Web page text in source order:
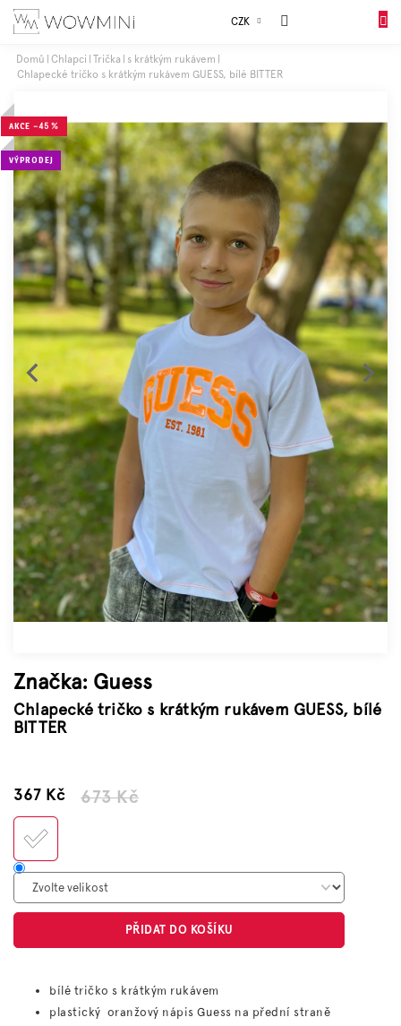
Přejít
CZK
Sales
Dívky
Chlapci
Celý
sortiment
Obuv
Doplňky
Dárkové
balení
Značky
Měna
(CZK)
Přihlášení
Domů Chlapci Trička
s krátkým rukávem
Chlapecké tričko s krátkým rukávem GUESS, bílé BITTER
Značka: Guess
Chlapecké tričko s krátkým rukávem GUESS, bílé
BITTER
AKCE –45 %
VÝPRODEJ
673 Kč
367 KčMěrná
PŘIDAT DO KOŠÍKU
bílé tričko s krátkým rukávem
plastický oranžový nápis Guess na přední straně